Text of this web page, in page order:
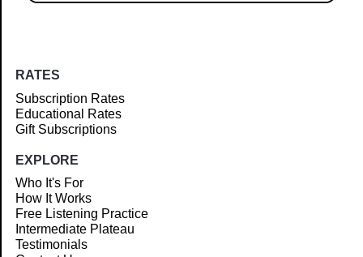
RATES
Subscription Rates
Educational Rates
Gift Subscriptions
EXPLORE
Who It's For
How It Works
Free Listening Practice
Intermediate Plateau
Testimonials